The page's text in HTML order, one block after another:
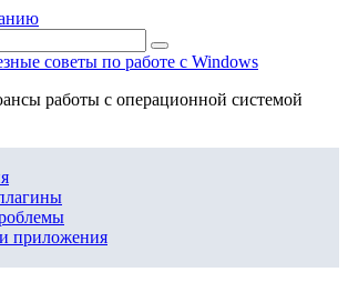
советы по работе с Windows
работы с операционной системой
приложения